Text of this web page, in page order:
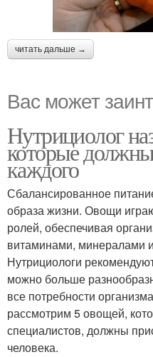
читать дальше →
Вас может
Нутрициолог
которые
каждого
Сбалансированное
образа жизни. Овощи
ролей, обеспечивая
витаминами, минералами
Нутрициологи
можно больше
все потребности
рассмотрим 5 овощей,
специалистов, должны
человека.